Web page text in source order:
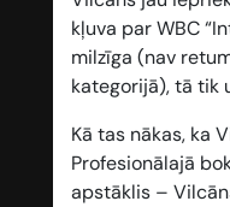
kļuva par WBC
milzīga (nav
kategorijā), tā tik
Kā tas nākas, ka
Profesionālajā
apstāklis –